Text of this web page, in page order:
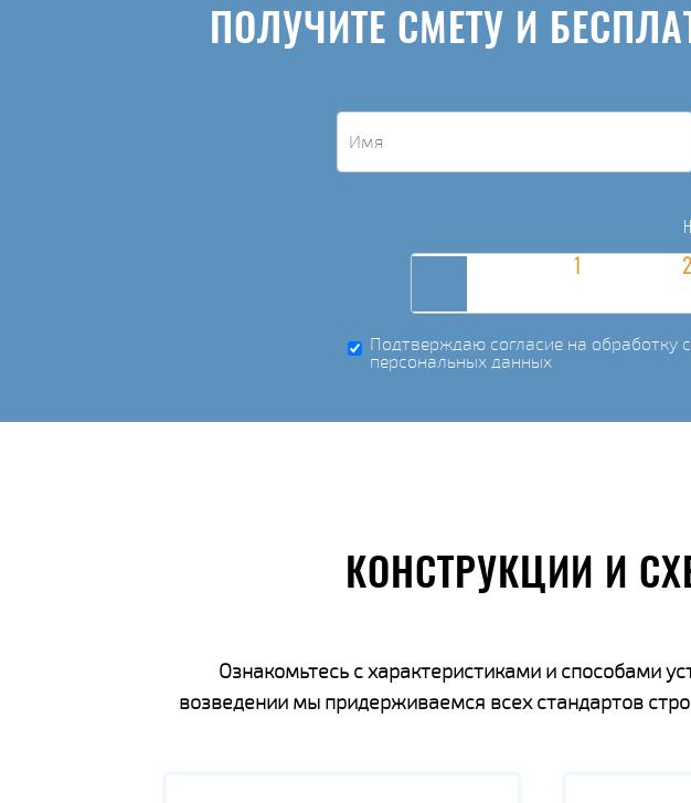
ПОЛУЧИТЕ СМЕТУ И
Подтверждаю согласие на обработку
персональных данных
КОНСТРУКЦИИ И
Ознакомьтесь с характеристиками и способами
возведении мы придерживаемся всех стандартов